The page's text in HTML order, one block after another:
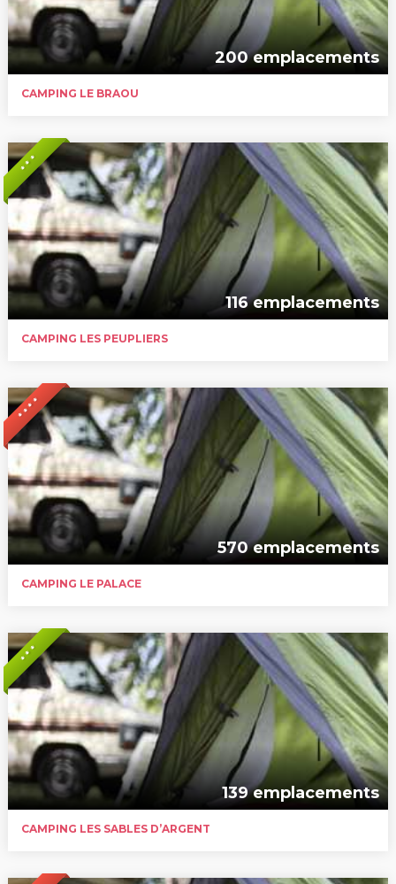
200 emplacements
CAMPING LE BRAOU
* * *
116 emplacements
CAMPING LES PEUPLIERS
* * * *
570 emplacements
CAMPING LE PALACE
* * *
139 emplacements
CAMPING LES SABLES D’ARGENT